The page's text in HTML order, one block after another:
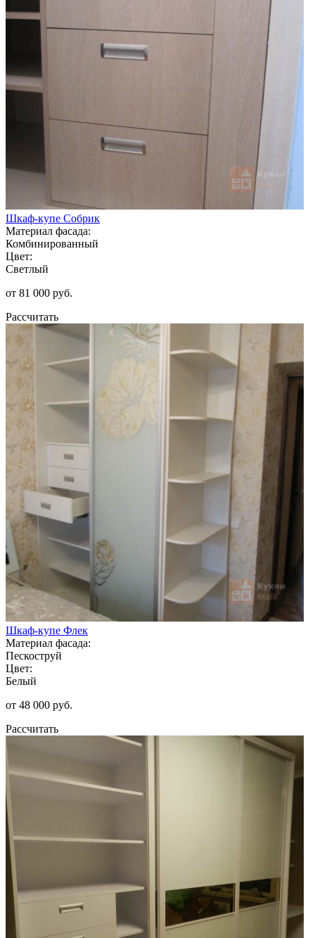
Шкаф-купе Собрик
Материал фасада:
Комбинированный
Цвет:
Светлый
от 81 000 руб.
Рассчитать
Шкаф-купе Флек
Материал фасада:
Пескоструй
Цвет:
Белый
от 48 000 руб.
Рассчитать